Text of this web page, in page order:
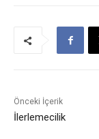
Önceki İçerik
İlerlemecilik